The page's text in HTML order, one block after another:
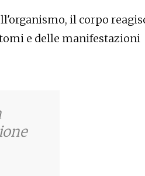
il corpo
e delle manifestazioni